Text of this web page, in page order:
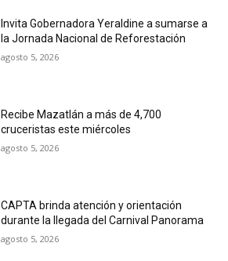
Invita Gobernadora Yeraldine a sumarse a
la Jornada Nacional de Reforestación
agosto 5, 2026
Recibe Mazatlán a más de 4,700
cruceristas este miércoles
agosto 5, 2026
CAPTA brinda atención y orientación
durante la llegada del Carnival Panorama
agosto 5, 2026